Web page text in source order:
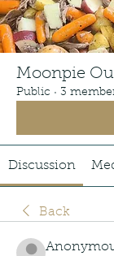
Moonpie
Public · 3
Discussion
Back